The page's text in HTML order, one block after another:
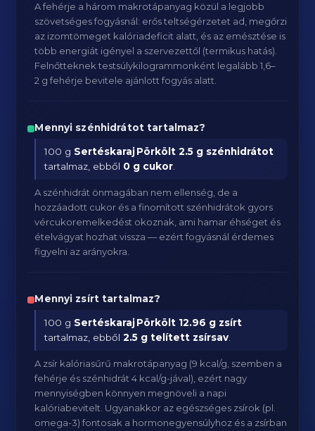
A fehérje a három makrotápanyag közül a legjobb
szövetséges fogyásnál: erős teltségérzetet ad, megőrzi
az izomtömeget kalóriadeficit alatt, és az emésztése is
több energiát igényel a szervezettől (termikus hatás).
Felnőtteknek testsúlykilogrammonként legalább 1,6–
2 g fehérje bevitele ajánlott fogyás alatt.
Mennyi szénhidrátot tartalmaz?
100 g Sertéskaraj Pörkölt 2.5 g szénhidrátot
tartalmaz, ebből 0 g cukor
A szénhidrát önmagában nem ellenség, de a
hozzáadott cukor és a finomított szénhidrátok gyors
vércukoremelkedést okoznak, ami hamar éhséget és
ételvágyat hozhat vissza — ezért fogyásnál érdemes
figyelni az arányokra.
Mennyi zsírt tartalmaz?
100 g Sertéskaraj Pörkölt 12.96 g zsírt
tartalmaz, ebből2.5 g telített zsírsav
A zsír kalóriasűrű makrotápanyag (9 kcal/g, szemben a
fehérje és szénhidrát 4 kcal/g-jával), ezért nagy
mennyiségben könnyen megnöveli a napi
kalóriabevitelt. Ugyanakkor az egészséges zsírok (pl.
omega-3) fontosak a hormonegyensúlyhoz és a zsírban